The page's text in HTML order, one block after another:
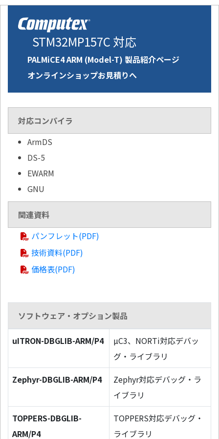
STM32MP157C 対応
PALMiCE4 ARM (Model-T) 製品紹介ページ
オンラインショップお見積りへ
対応コンパイラ
ArmDS
DS-5
EWARM
GNU
関連資料
パンフレット(PDF)
技術資料(PDF)
価格表(PDF)
ソフトウェア・オプション製品
uITRON-DBGLIB-ARM/P4
µC3、NORTi対応デバッ
グ・ライブラリ
Zephyr-DBGLIB-ARM/P4
Zephyr対応デバッグ・ラ
イブラリ
TOPPERS-DBGLIB-
ARM/P4
TOPPERS対応デバッグ・
ライブラリ